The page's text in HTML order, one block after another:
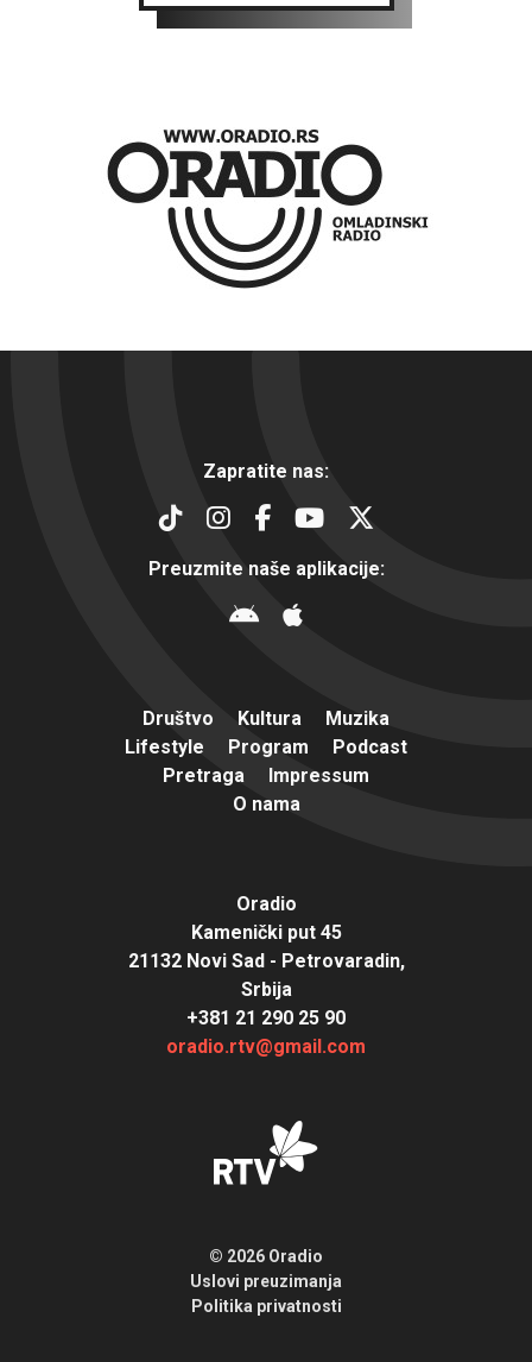
Zapratite nas:
Preuzmite naše aplikacije:
Društvo Kultura
Muzika
Lifestyle
Program
Podcast
Pretraga
Impressum
O nama
Oradio
Kamenički put 45
21132 Novi Sad - Petrovaradin,
Srbija
+381 21 290 25 90
oradio.rtv@gmail.com
© 2026 Oradio
Uslovi preuzimanja
Politika privatnosti